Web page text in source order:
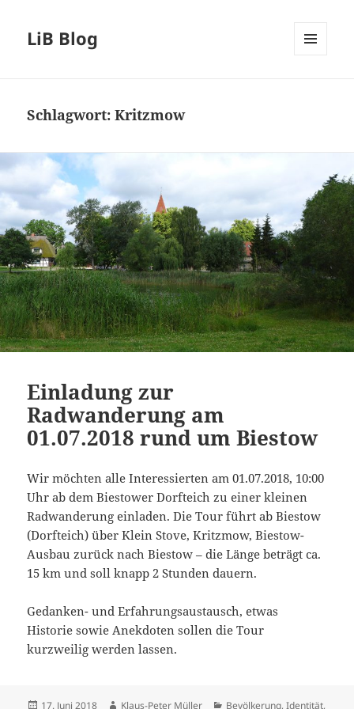
LiB Blog
Schlagwort:Kritzmow
Einladung zur
Radwanderung am
01.07.2018 rund um Biestow
Wir möchten alle Interessierten am 01.07.2018, 10:00
Uhr ab dem Biestower Dorfteich zu einer kleinen
Radwanderung einladen. Die Tour führt ab Biestow
(Dorfteich) über Klein Stove, Kritzmow, Biestow-
Ausbau zurück nach Biestow – die Länge beträgt ca.
15 km und soll knapp 2 Stunden dauern.
Gedanken- und Erfahrungsaustausch, etwas
Historie sowie Anekdoten sollen die Tour
kurzweilig werden lassen.
Veröffentlicht
17. Juni 2018 Autor
Klaus-Peter Müller Kategorien
Bevölkerung,Identität,